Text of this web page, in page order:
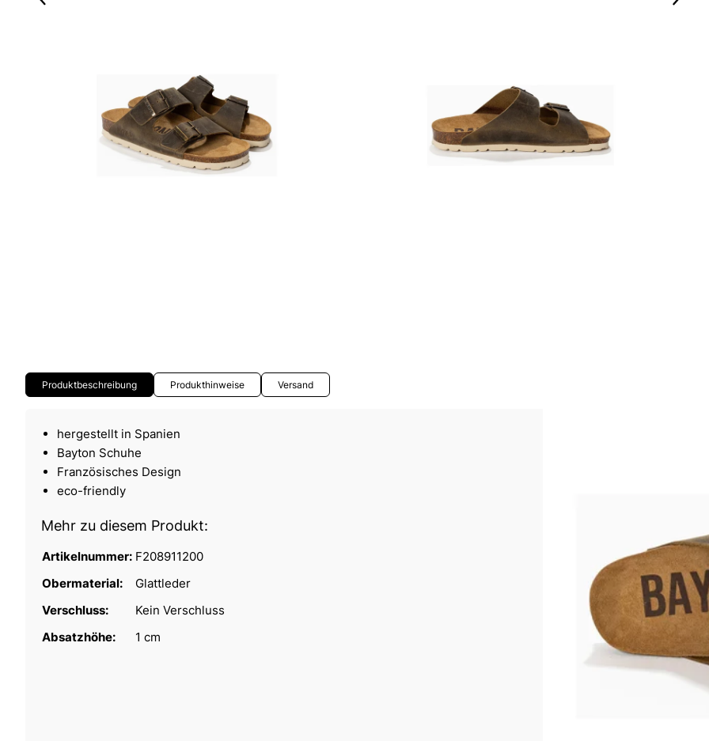
Produktbeschreibung Produkthinweise Versand
hergestellt in Spanien
Bayton Schuhe
Französisches Design
eco-friendly
Mehr zu diesem Produkt:
Artikelnummer: F208911200
Obermaterial:
Glattleder
Verschluss:
Kein Verschluss
Absatzhöhe:
1 cm